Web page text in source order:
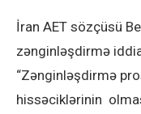
İran AET sözçüsü
zənginləşdirmə
“Zənginləşdirmə
hissəciklərinin